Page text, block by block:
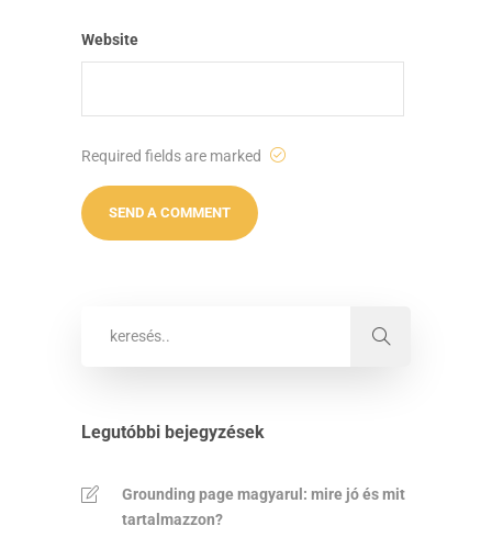
Website
Required fields are marked
Legutóbbi bejegyzések
Grounding page magyarul: mire jó és mit
tartalmazzon?